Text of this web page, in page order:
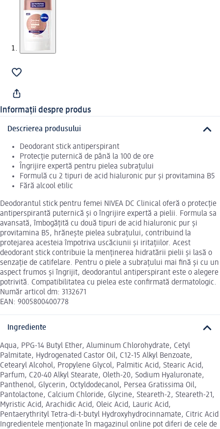
Informații despre produs
Descrierea produsului
Deodorant stick antiperspirant
Protecție puternică de până la 100 de ore
Îngrijire expertă pentru pielea subrațului
Formulă cu 2 tipuri de acid hialuronic pur și provitamina B5
Fără alcool etilic
Deodorantul stick pentru femei NIVEA DC Clinical oferă o protecție
antiperspirantă puternică și o îngrijire expertă a pielii. Formula sa
avansată, îmbogățită cu două tipuri de acid hialuronic pur și
provitamina B5, hrănește pielea subrațului, contribuind la
protejarea acesteia împotriva uscăciunii și iritațiilor. Acest
deodorant stick contribuie la menținerea hidratării pielii și lasă o
senzație de catifelare. Pentru o piele a subrațului mai fină și cu un
aspect frumos și îngrijit, deodorantul antiperspirant este o alegere
potrivită. Compatibilitatea cu pielea este confirmată dermatologic.
Număr articol dm: 3132671
EAN: 9005800400778
Ingrediente
Aqua, PPG-14 Butyl Ether, Aluminum Chlorohydrate, Cetyl
Palmitate, Hydrogenated Castor Oil, C12-15 Alkyl Benzoate,
Cetearyl Alcohol, Propylene Glycol, Palmitic Acid, Stearic Acid,
Parfum, C20-40 Alkyl Stearate, Oleth-20, Sodium Hyaluronate,
Panthenol, Glycerin, Octyldodecanol, Persea Gratissima Oil,
Pantolactone, Calcium Chloride, Glycine, Steareth-2, Steareth-21,
Myristic Acid, Arachidic Acid, Oleic Acid, Lauric Acid,
Pentaerythrityl Tetra-di-t-butyl Hydroxyhydrocinnamate, Citric Acid
Ingredientele menționate în magazinul online pot diferi de cele de